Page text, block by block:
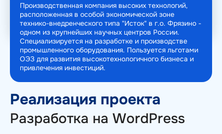
Производственная компания высоких технологий,
расположенная в особой экономической зоне
технико-внедренческого типа "Исток" в г.о. Фрязино -
одном из крупнейших научных центров России.
Специализируется на разработке и производстве
промышленного оборудования. Пользуется льготами
ОЭЗ для развития высокотехнологичного бизнеса и
привлечения инвестиций.
Реализация проекта
Разработка на WordPress